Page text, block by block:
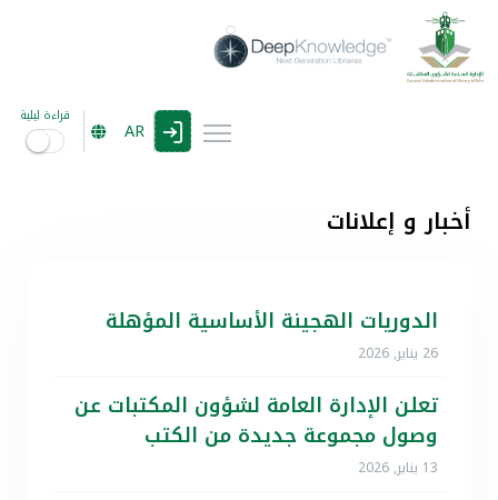
AR
قراءة ليلية
أخبار و إعلانات
الدوريات الهجينة الأساسية المؤهلة
26 يناير, 2026
تعلن الإدارة العامة لشؤون المكتبات عن
وصول مجموعة جديدة من الكتب
13 يناير, 2026